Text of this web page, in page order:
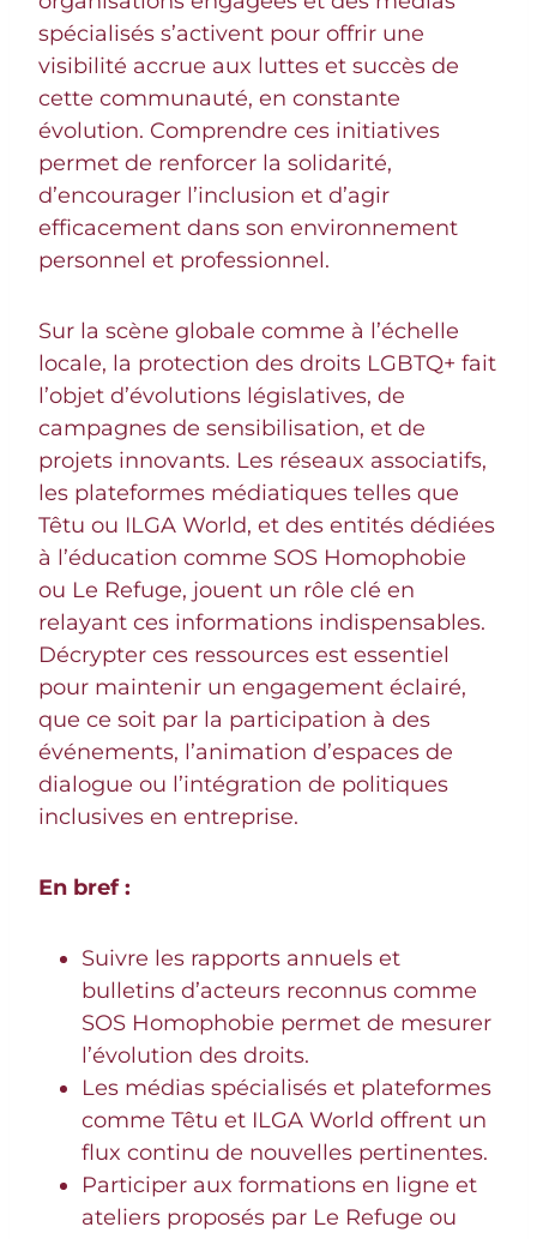
spécialisés s’activent pour offrir une
visibilité accrue aux luttes et succès de
cette communauté, en constante
évolution. Comprendre ces initiatives
permet de renforcer la solidarité,
d’encourager l’inclusion et d’agir
efficacement dans son environnement
personnel et professionnel.
Sur la scène globale comme à l’échelle
locale, la protection des droits LGBTQ+ fait
l’objet d’évolutions législatives, de
campagnes de sensibilisation, et de
projets innovants. Les réseaux associatifs,
les plateformes médiatiques telles que
Têtu ou ILGA World, et des entités dédiées
à l’éducation comme SOS Homophobie
ou Le Refuge, jouent un rôle clé en
relayant ces informations indispensables.
Décrypter ces ressources est essentiel
pour maintenir un engagement éclairé,
que ce soit par la participation à des
événements, l’animation d’espaces de
dialogue ou l’intégration de politiques
inclusives en entreprise.
En bref :
Suivre les rapports annuels et
bulletins d’acteurs reconnus comme
SOS Homophobie permet de mesurer
l’évolution des droits.
Les médias spécialisés et plateformes
comme Têtu et ILGA World offrent un
flux continu de nouvelles pertinentes.
Participer aux formations en ligne et
ateliers proposés par Le Refuge ou